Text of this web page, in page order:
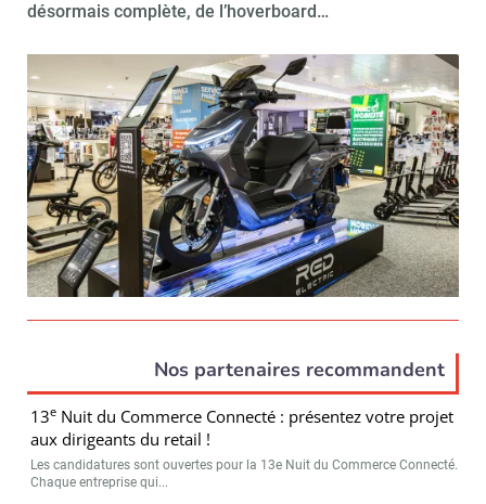
désormais complète, de l’hoverboard…
Nos partenaires recommandent
13e Nuit du Commerce Connecté : présentez votre projet
aux dirigeants du retail !
Les candidatures sont ouvertes pour la 13e Nuit du Commerce Connecté.
Chaque entreprise qui...